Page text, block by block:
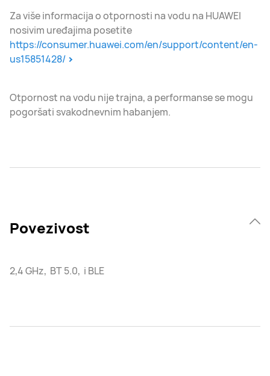
Za više informacija o otpornosti na vodu na HUAWEI
nosivim uređajima posetite
https://consumer.huawei.com/en/support/content/en-
us15851428/
Otpornost na vodu nije trajna, a performanse se mogu
pogoršati svakodnevnim habanjem.
Povezivost
2,4 GHz, BT 5.0, i BLE